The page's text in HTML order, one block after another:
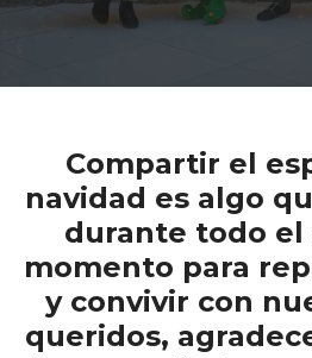
Compartir el
navidad es algo
durante todo el
momento para
y convivir con
queridos,